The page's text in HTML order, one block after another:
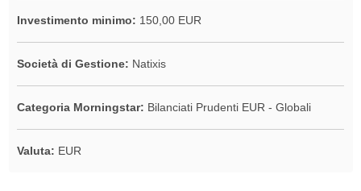
Investimento minimo: 150,00 EUR
Società di Gestione: Natixis
Categoria Morningstar: Bilanciati Prudenti EUR - Globali
Valuta: EUR